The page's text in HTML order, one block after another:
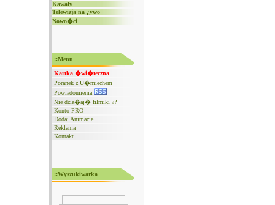
Kawały
Telewizja na ¿ywo
Nowo�ci
::Menu
Kartka �wi�teczna
Poranek z U�miechem
Powiadomienia
Nie dzia�aj� filmiki ??
Konto PRO
Dodaj Animacje
Reklama
Kontakt
::Wyszukiwarka